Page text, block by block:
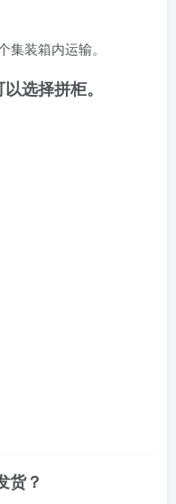
装箱内运输。
选择拼柜。
货？